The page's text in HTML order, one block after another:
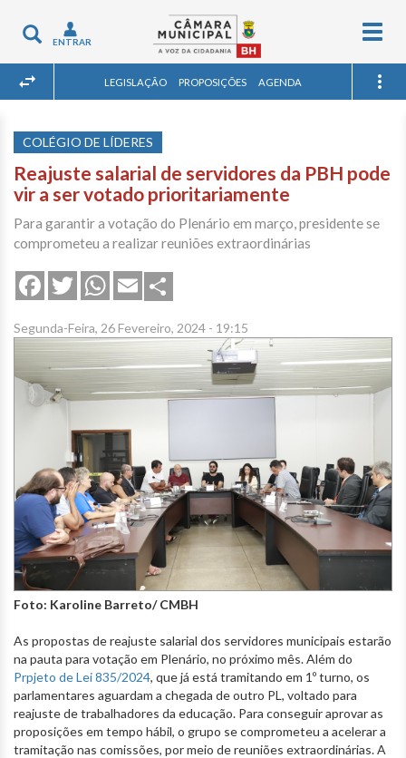
Toggle
navigation
ENTRAR
LEGISLAÇÃO PROPOSIÇÕES AGENDA
COLÉGIO DE LÍDERES
Reajuste salarial de servidores da PBH pode
vir a ser votado prioritariamente
Para garantir a votação do Plenário em março, presidente se
comprometeu a realizar reuniões extraordinárias
FacebookTwitterWhatsApp
Email
Segunda-Feira, 26 Fevereiro, 2024 - 19:15
Foto: Karoline Barreto/ CMBH
As propostas de reajuste salarial dos servidores municipais estarão
na pauta para votação em Plenário, no próximo mês. Além do
Prpjeto de Lei 835/2024, que já está tramitando em 1º turno, os
parlamentares aguardam a chegada de outro PL, voltado para
reajuste de trabalhadores da educação. Para conseguir aprovar as
proposições em tempo hábil, o grupo se comprometeu a acelerar a
tramitação nas comissões, por meio de reuniões extraordinárias. A